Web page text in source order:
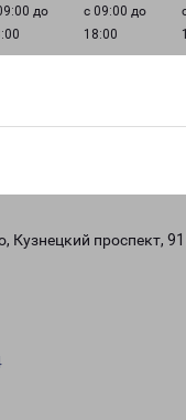
до
с 09:00 до
18:00
Кузнецкий проспект, 91